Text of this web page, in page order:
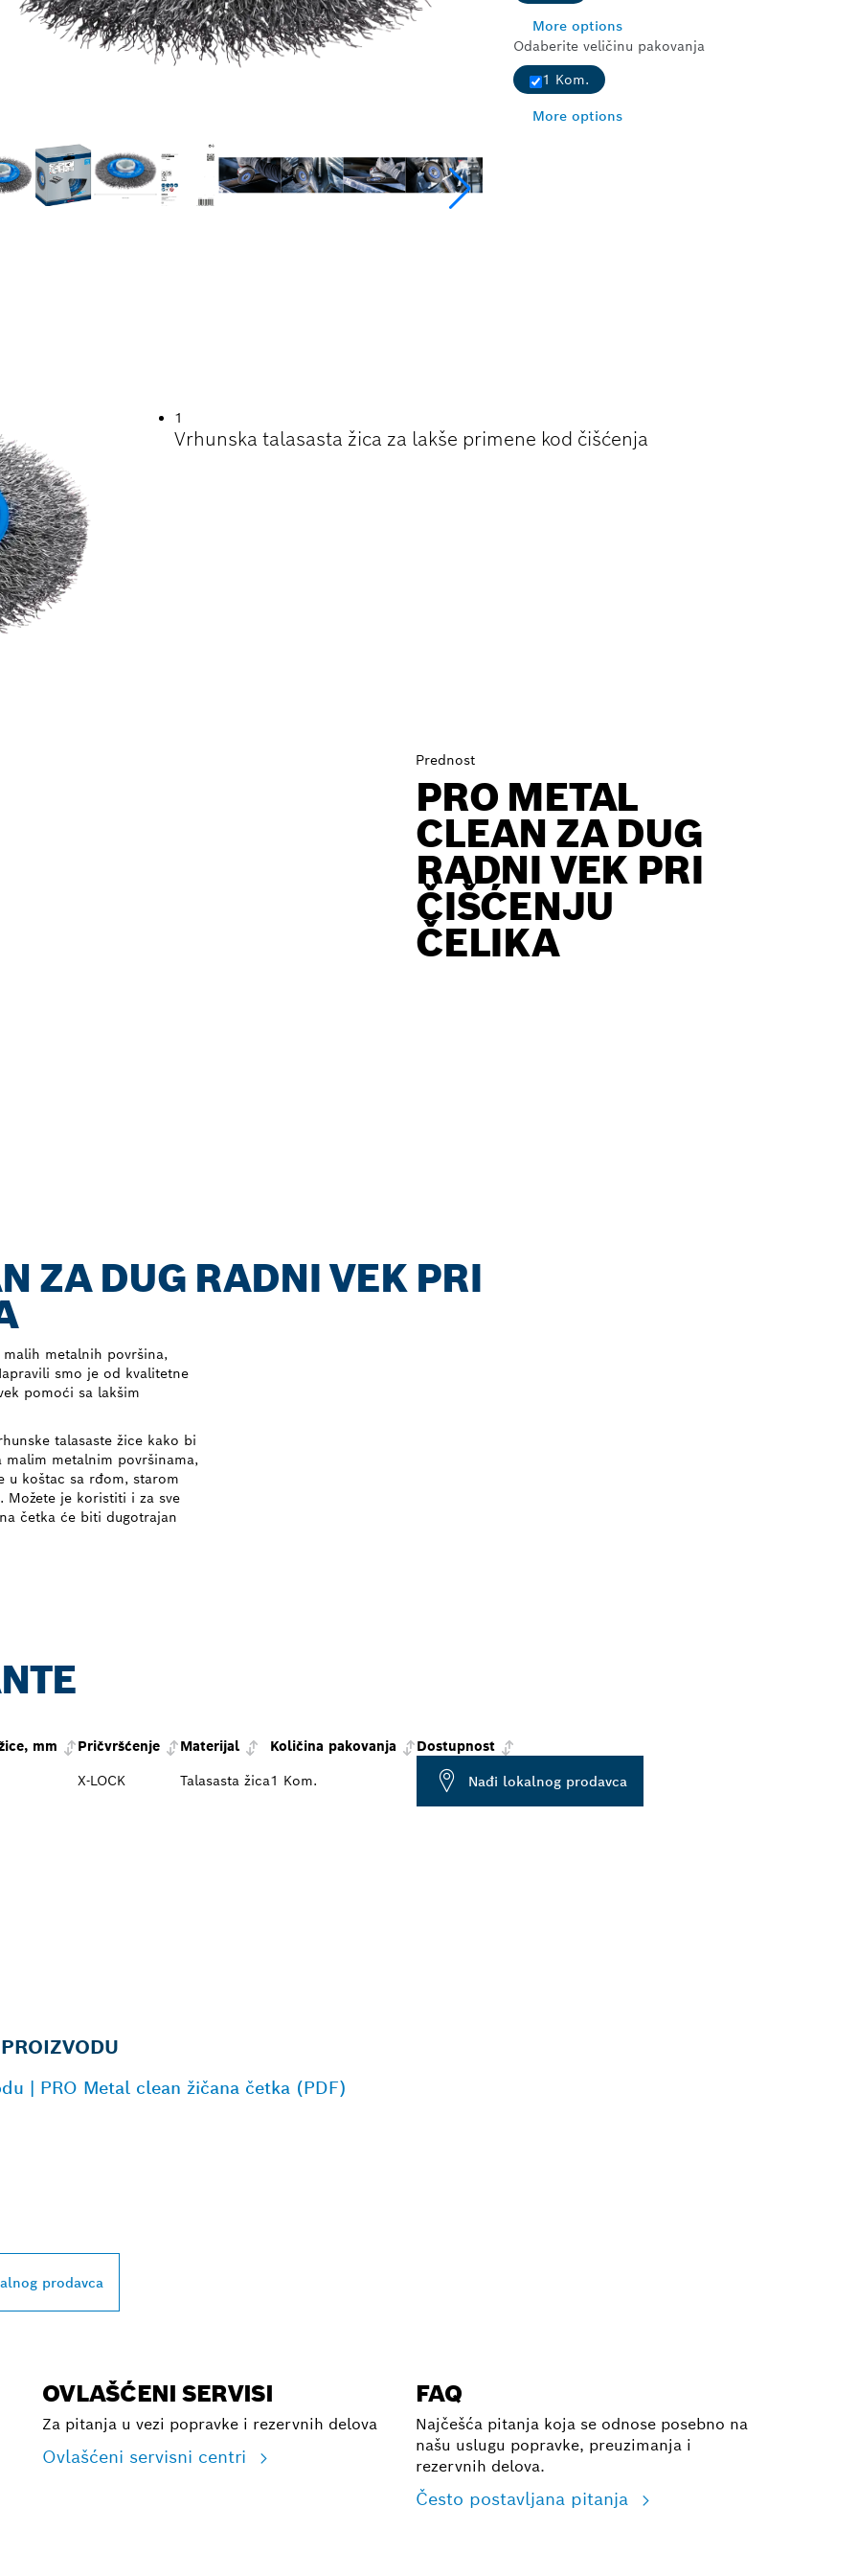
More options
Odaberite veličinu pakovanja
1 Kom.
More options
1
Vrhunska talasasta žica za lakše primene kod čišćenja
Prednost
PRO METAL
CLEAN ZA DUG
RADNI VEK PRI
ČIŠĆENJU
ČELIKA
ZA DUG RADNI VEK PRI
metalnih površina,
smo je od kvalitetne
pomoći sa lakšim
talasaste žice kako bi
metalnim površinama,
u koštac sa rđom, starom
Možete je koristiti i za sve
četka će biti dugotrajan
mm Pričvršćenje Materijal Količina pakovanja
Dostupnost
X-LOCK Talasasta žica1 Kom. Nađi lokalnog prodavca
| PRO Metal clean žičana četka (PDF)
prodavca
OVLAŠĆENI SERVISI
Za pitanja u vezi popravke i rezervnih delova
Ovlašćeni servisni centri
FAQ
Najčešća pitanja koja se odnose posebno na
našu uslugu popravke, preuzimanja i
rezervnih delova.
Često postavljana pitanja